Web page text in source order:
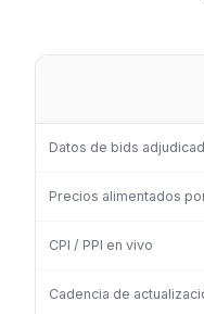
Datos de bids
Precios alimentados
CPI / PPI en vivo
Cadencia de